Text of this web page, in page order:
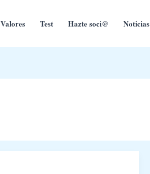
Valores Test Hazte soci@ Noticias